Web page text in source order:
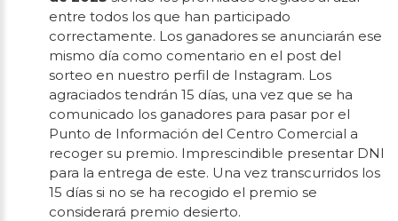
entre todos los que han participado
correctamente. Los ganadores se anunciarán ese
mismo día como comentario en el post del
sorteo en nuestro perfil de Instagram. Los
agraciados tendrán 15 días, una vez que se ha
comunicado los ganadores para pasar por el
Punto de Información del Centro Comercial a
recoger su premio. Imprescindible presentar DNI
para la entrega de este. Una vez transcurridos los
15 días si no se ha recogido el premio se
considerará premio desierto.